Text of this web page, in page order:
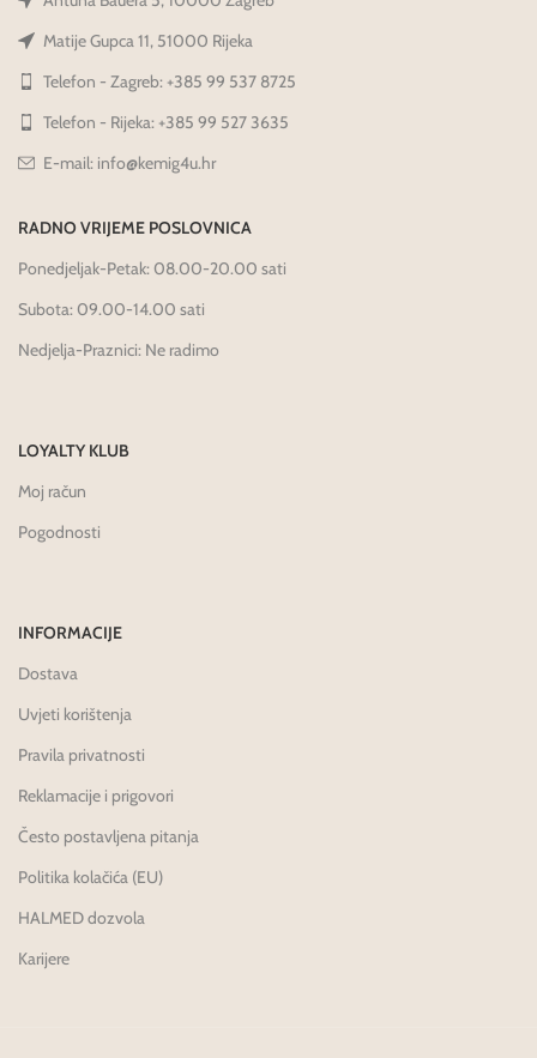
Matije Gupca 11, 51000 Rijeka
Telefon - Zagreb: +385 99 537 8725
Telefon - Rijeka: +385 99 527 3635
E-mail: info@kemig4u.hr
RADNO VRIJEME POSLOVNICA
Ponedjeljak-Petak: 08.00-20.00 sati
Subota: 09.00-14.00 sati
Nedjelja-Praznici: Ne radimo
LOYALTY KLUB
Moj račun
Pogodnosti
INFORMACIJE
Dostava
Uvjeti korištenja
Pravila privatnosti
Reklamacije i prigovori
Često postavljena pitanja
Politika kolačića (EU)
HALMED dozvola
Karijere